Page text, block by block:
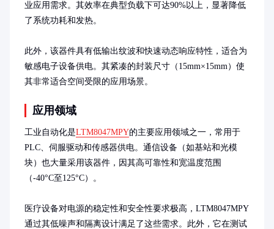
业应用需求。其效率在典型负载下可达90%以上，显著降低
了系统功耗和发热。
此外，该器件具有低输出纹波和快速动态响应特性，适合为
敏感电子设备供电。其紧凑的封装尺寸（15mm×15mm）使
其非常适合空间受限的应用场景。
应用领域
工业自动化是LTM8047MPY的主要应用领域之一，常用于
PLC、伺服驱动和传感器供电。通信设备（如基站和光模
块）也大量采用该器件，因其高可靠性和宽温度范围
（-40°C至125°C）。
医疗设备对电源的稳定性和安全性要求极高，LTM8047MPY
通过其低噪声和隔离设计满足了这些需求。此外，它在测试